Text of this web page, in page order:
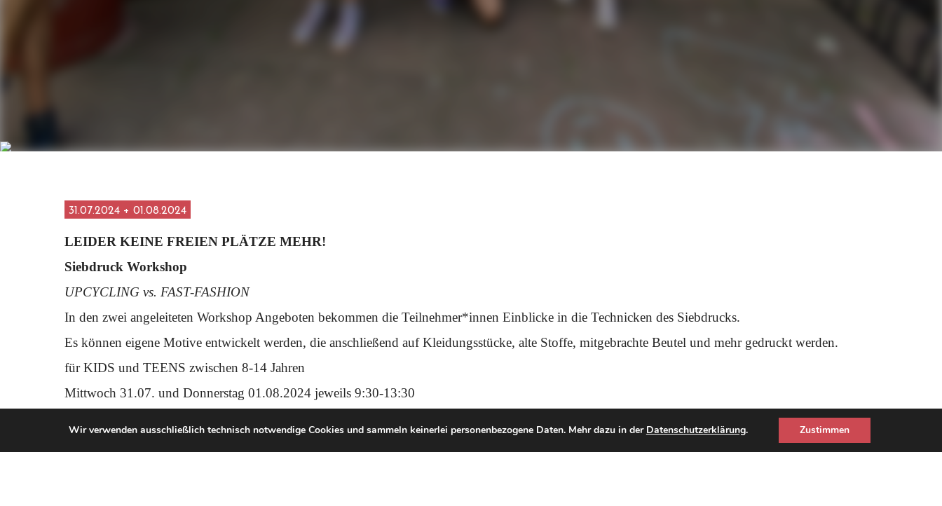
31.07.2024 + 01.08.2024
LEIDER KEINE FREIEN PLÄTZE MEHR!
Siebdruck Workshop
UPCYCLING vs. FAST-FASHION
In den zwei angeleiteten Workshop Angeboten bekommen die Teilnehmer*innen Einblicke in die Technicken des Siebdrucks.
Es können eigene Motive entwickelt werden, die anschließend auf Kleidungsstücke, alte Stoffe, mitgebrachte Beutel und mehr gedruckt werden.
für KIDS und TEENS zwischen 8-14 Jahren
Mittwoch 31.07. und Donnerstag 01.08.2024 jeweils 9:30-13:30
Wir verwenden ausschließlich technisch notwendige Cookies und sammeln keinerlei personenbezogene Daten. Mehr dazu in der Datenschutzerklärung. Zustimmen